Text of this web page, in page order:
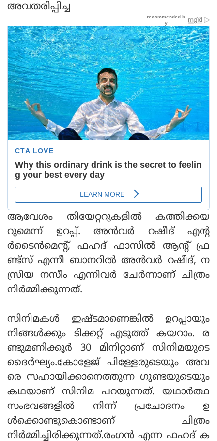
അവതരിപ്പിച്ച
ആവേശം തിയേറ്ററുകളില്‍ കത്തിക്കയ
റുമെന്ന് ഉറപ്പ്. അന്‍വര്‍ റഷീദ് എന്റ
ര്‍ടൈന്‍മെന്റ്, ഫഹദ് ഫാസില്‍ ആന്റ് ഫ്ര
ണ്ട്‌സ് എന്നീ ബാനറില്‍ അന്‍വര്‍ റഷീദ്, ന
സ്രിയ നസീം എന്നിവര്‍ ചേര്‍ന്നാണ് ചിത്രം
നിര്‍മ്മിക്കുന്നത്.
സിനിമകള്‍ ഇഷ്ടമാണെങ്കില്‍ ഉറപ്പായും
നിങ്ങള്‍ക്കും ടിക്കറ്റ് എടുത്ത് കയറാം. ര
ണ്ടുമണിക്കൂര്‍ 30 മിനിറ്റാണ് സിനിമയുടെ
ദൈര്‍ഘ്യം.കോളേജ് പിള്ളേരുടെയും അവ
രെ സഹായിക്കാനെത്തുന്ന ഗുണ്ടയുടെയും
കഥയാണ് സിനിമ പറയുന്നത്. യഥാര്‍ത്ഥ
സംഭവങ്ങളില്‍ നിന്ന് പ്രചോദനം ഉ
ള്‍ക്കൊണ്ടുകൊണ്ടാണ് ചിത്രം
നിര്‍മ്മിച്ചിരിക്കുന്നത്.രംഗന്‍ എന്ന ഫഹദ് ക